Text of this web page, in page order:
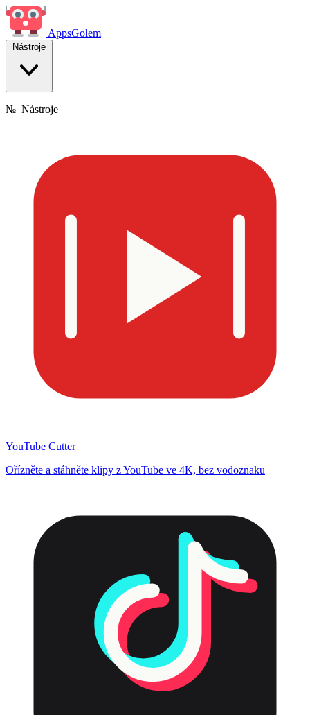
AppsGolem
Nástroje
№ Nástroje
YouTube Cutter
Ořízněte a stáhněte klipy z YouTube ve 4K, bez vodoznaku